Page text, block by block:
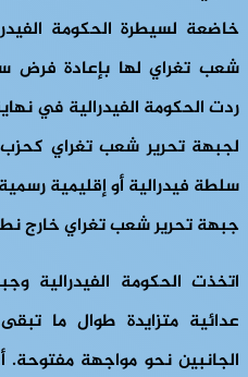
خاضعة لسيطرة الحكومة
شعب تغراي لها بإعادة فرض
ردت الحكومة الفيدرالية في
لجبهة تحرير شعب تغراي
سلطة فيدرالية أو إقليمية
جبهة تحرير شعب تغراي خارج
اتخذت الحكومة الفيدرالية
الجانبين نحو مواجهة